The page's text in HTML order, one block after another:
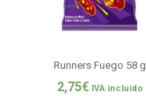
Runners Fuego 58 g
2,75€ IVA incluido